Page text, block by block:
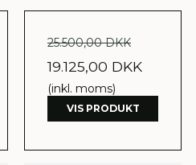
25.500,00 DKK
19.125,00 DKK
(inkl. moms)
VIS PRODUKT